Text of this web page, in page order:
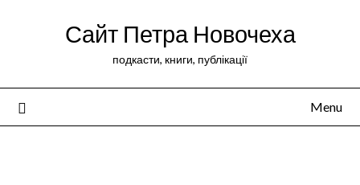
Сайт Петра Новочеха
подкасти, книги, публікації
Menu